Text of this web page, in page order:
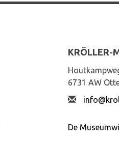
KRÖLLER-
6731 AW
De